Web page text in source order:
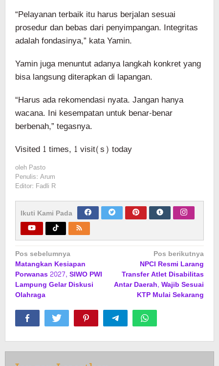
“Pelayanan terbaik itu harus berjalan sesuai
prosedur dan bebas dari penyimpangan. Integritas
adalah fondasinya,” kata Yamin.
Yamin juga menuntut adanya langkah konkret yang
bisa langsung diterapkan di lapangan.
“Harus ada rekomendasi nyata. Jangan hanya
wacana. Ini kesempatan untuk benar-benar
berbenah,” tegasnya.
Visited 1 times, 1 visit(s) today
oleh Pasto
Penulis: Arum
Editor: Fadli R
Ikuti Kami Pada
Navigasi
pos
Pos sebelumnya
Matangkan Kesiapan
Porwanas 2027, SIWO PWI
Lampung Gelar Diskusi
Olahraga
Pos berikutnya
NPCI Resmi Larang
Transfer Atlet Disabilitas
Antar Daerah, Wajib Sesuai
KTP Mulai Sekarang